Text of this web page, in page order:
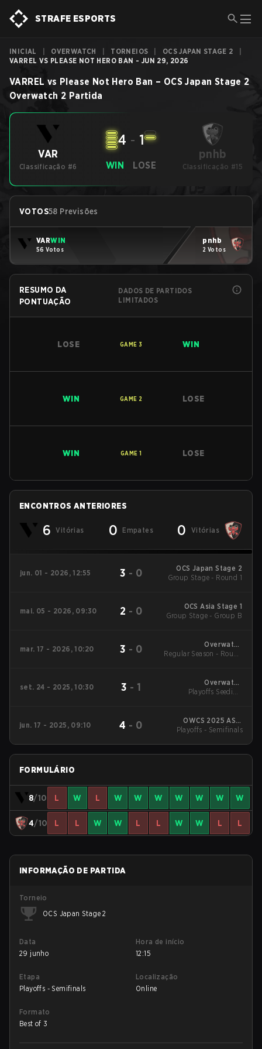
STRAFE ESPORTS
INICIAL OVERWATCH TORNEIOS OCS JAPAN STAGE 2
VARREL VS PLEASE NOT HERO BAN - JUN 29, 2026
VARREL vs Please Not Hero Ban – OCS Japan Stage 2
Overwatch 2 Partida
VAR
Classificação #6 WIN
4 - 1
LOSE
pnhb
Classificação #15
VOTOS58 Previsões
VARWIN
56 Votos
pnhb
2 Votos
RESUMO DA
PONTUAÇÃO
DADOS DE PARTIDOS
LIMITADOS
LOSE GAME 3 WIN
WIN GAME 2 LOSE
WIN GAME 1 LOSE
ENCONTROS ANTERIORES
6 Vitórias 0 Empates 0 Vitórias
jun. 01 - 2026, 12:55 3 - 0
OCS Japan Stage 2
Group Stage - Round 1
mai. 05 - 2026, 09:30 2 - 0
OCS Asia Stage 1
Group Stage - Group B
mar. 17 - 2026, 10:20 3 - 0
Overwatch
Champions Series -
Regular Season - Round
set. 24 - 2025, 10:30 3 - 1
Overwatch
Champions Series
Playoffs Seeding
Decider Matches
jun. 17 - 2025, 09:10 4 - 0
OWCS 2025 ASIA
Stage 2 Japan
Playoffs - Semifinals
FORMULÁRIO
8/10 L W L W W W W W W W
4/10 L L W W L L W W L L
INFORMAÇÃO DE PARTIDA
Torneio
OCS Japan Stage 2
Data
29 junho
Hora de início
12:15
Etapa
Playoffs - Semifinals
Localização
Online
Formato
Best of 3